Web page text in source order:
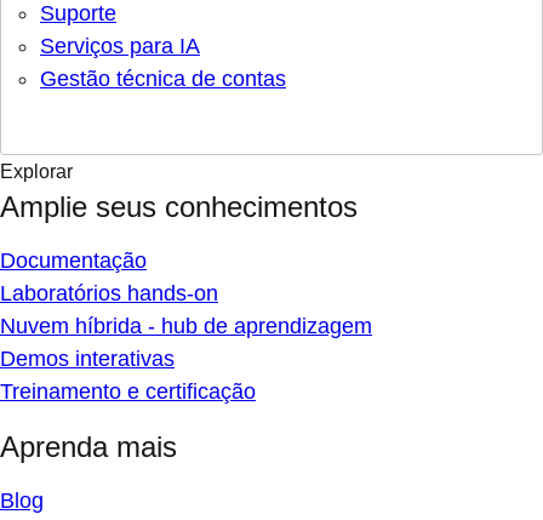
Suporte
Serviços para IA
Gestão técnica de contas
Explorar
Amplie seus conhecimentos
Documentação
Laboratórios hands-on
Nuvem híbrida - hub de aprendizagem
Demos interativas
Treinamento e certificação
Aprenda mais
Blog